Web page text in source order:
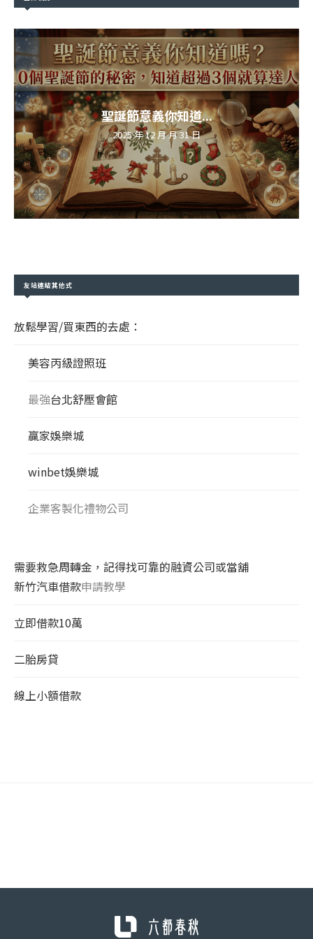
聖誕節意義你知道...
2025 年 12 月 月 31 日
友站連結其他式
放鬆學習/買東西的去處：
美容丙級證照班
最強台北舒壓會館
贏家娛樂城
winbet娛樂城
企業客製化禮物公司
需要救急周轉金，記得找可靠的融資公司或當舖
新竹汽車借款申請教學
立即借款10萬
二胎房貸
線上小額借款